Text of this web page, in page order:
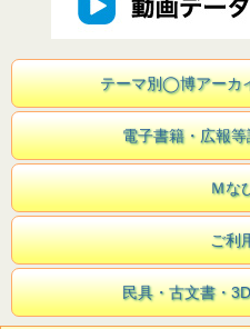
テーマ別◯博アーカ
電子書籍・広報
Ｍな
ご利
民具・古文書・